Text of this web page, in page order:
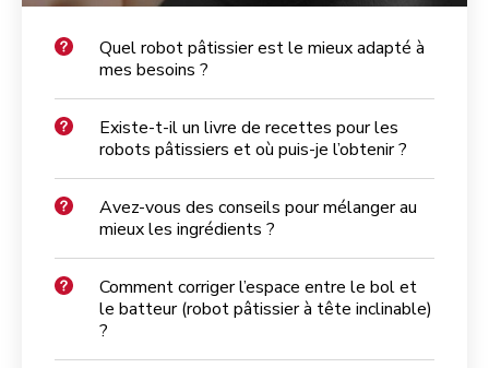
Quel robot pâtissier est le mieux adapté à
mes besoins ?
Existe-t-il un livre de recettes pour les
robots pâtissiers et où puis-je l’obtenir ?
Avez-vous des conseils pour mélanger au
mieux les ingrédients ?
Comment corriger l’espace entre le bol et
le batteur (robot pâtissier à tête inclinable)
?